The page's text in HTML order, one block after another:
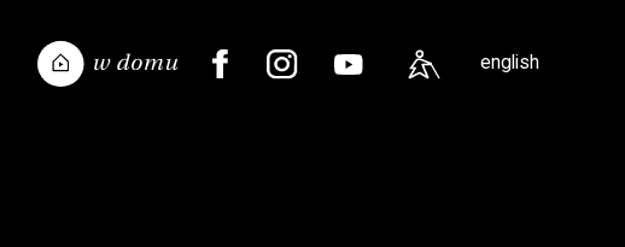
english